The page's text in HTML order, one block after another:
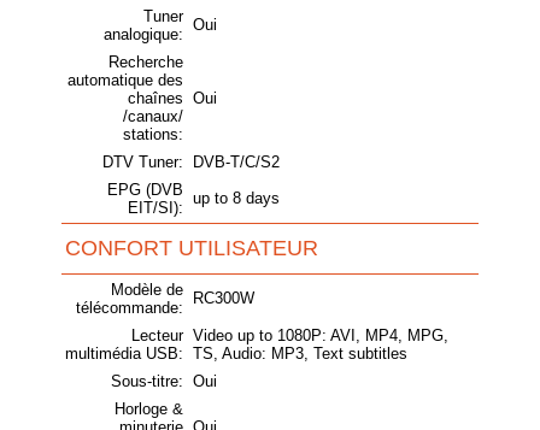
Tuner
analogique:
Oui
Recherche
automatique des
chaînes
/canaux/
stations:
Oui
DTV Tuner:
DVB-T/C/S2
EPG (DVB
EIT/SI):
up to 8 days
CONFORT UTILISATEUR
Modèle de
télécommande:
RC300W
Lecteur
multimédia USB:
Video up to 1080P: AVI, MP4, MPG,
TS, Audio: MP3, Text subtitles
Sous-titre: Oui
Horloge &